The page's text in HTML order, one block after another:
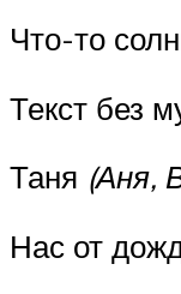
Что-то
Текст без
Таня (Аня,
Нас от